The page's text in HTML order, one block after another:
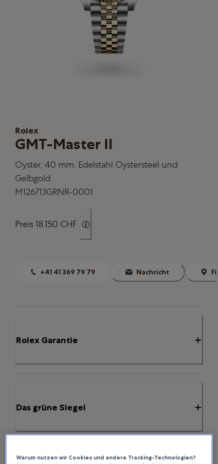
Rolex
GMT-Master II
Oyster, 40 mm, Edelstahl Oystersteel und
Gelbgold
M126713GRNR-0001
Preis 18.150 CHF
+41 41 369 79 79 Nachricht
Rolex Garantie
Das grüne Siegel
Warum nutzen wir Cookies und andere Tracking-Technologien?